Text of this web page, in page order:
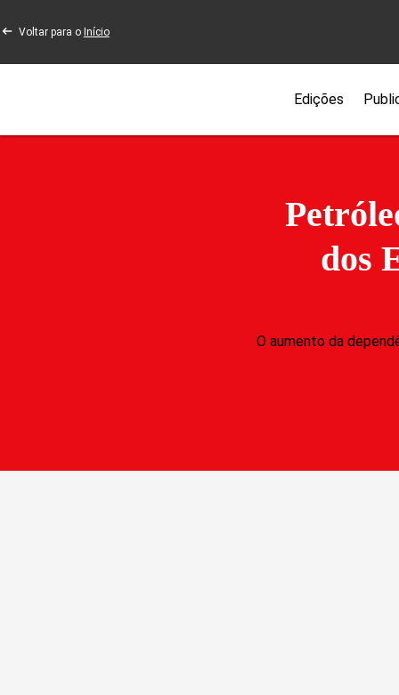
Voltar para o Início
Edições
dos
O aumento da